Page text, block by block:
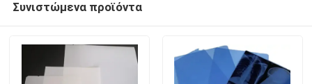
Συνιστώμενα προϊόντα